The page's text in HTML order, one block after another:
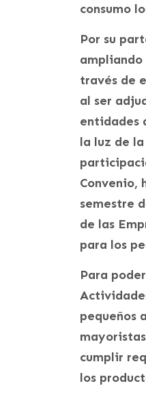
consumo
Por su
ampliando
través de
al ser
entidades
la luz de
Convenio,
semestre
de las
para los
Para
pequeños
cumplir
los